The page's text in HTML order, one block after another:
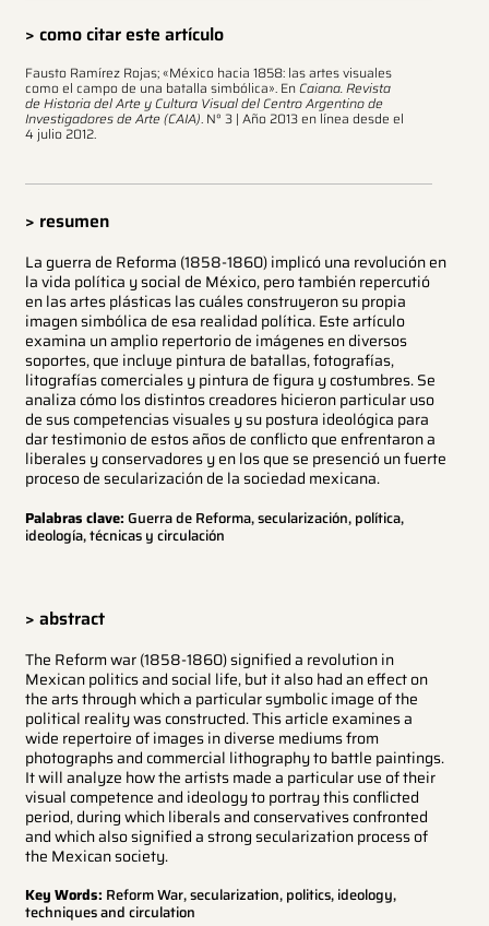
> como citar este artículo
Fausto Ramírez Rojas; «México hacia 1858: las artes visuales
como el campo de una batalla simbólica». EnCaiana. Revista
de Historia del Arte y Cultura Visual del Centro Argentino de
Investigadores de Arte (CAIA). N° 3 | Año 2013 en línea desde el
4 julio 2012.
> resumen
La guerra de Reforma (1858-1860) implicó una revolución en
la vida política y social de México, pero también repercutió
en las artes plásticas las cuáles construyeron su propia
imagen simbólica de esa realidad política. Este artículo
examina un amplio repertorio de imágenes en diversos
soportes, que incluye pintura de batallas, fotografías,
litografías comerciales y pintura de figura y costumbres. Se
analiza cómo los distintos creadores hicieron particular uso
de sus competencias visuales y su postura ideológica para
dar testimonio de estos años de conflicto que enfrentaron a
liberales y conservadores y en los que se presenció un fuerte
proceso de secularización de la sociedad mexicana.
Palabras clave:Guerra de Reforma, secularización, política,
ideología, técnicas y circulación
> abstract
The Reform war (1858-1860) signified a revolution in
Mexican politics and social life, but it also had an effect on
the arts through which a particular symbolic image of the
political reality was constructed. This article examines a
wide repertoire of images in diverse mediums from
photographs and commercial lithography to battle paintings.
It will analyze how the artists made a particular use of their
visual competence and ideology to portray this conflicted
period, during which liberals and conservatives confronted
and which also signified a strong secularization process of
the Mexican society.
Key Words: Reform War, secularization, politics, ideology,
techniques and circulation